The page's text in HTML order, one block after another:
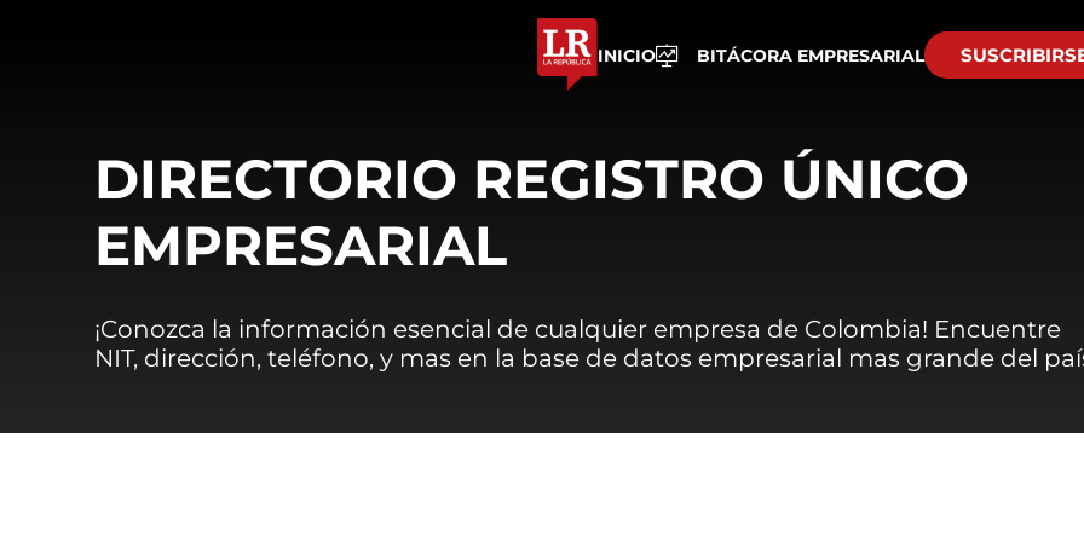
INICIO BITÁCORA EMPRESARIAL
DIRECTORIO REGISTRO ÚNICO
EMPRESARIAL
¡Conozca la información esencial de cualquier empresa de Colombia! Encuentre
NIT, dirección, teléfono, y mas en la base de datos empresarial mas grande del